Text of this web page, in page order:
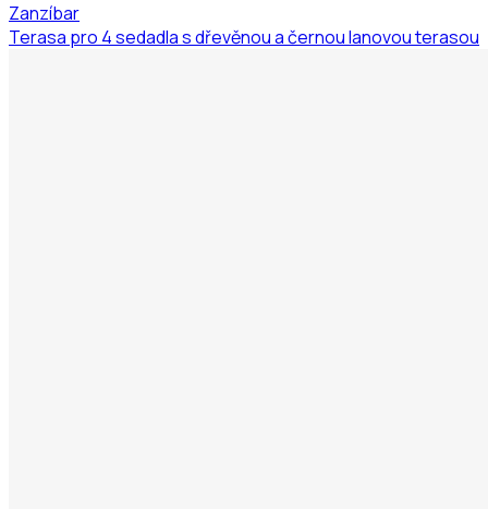
Zanzíbar
Terasa pro 4 sedadla s dřevěnou a černou lanovou terasou